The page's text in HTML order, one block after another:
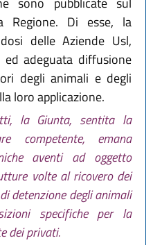
Regione. Di esse, la
delle Aziende Usl,
adeguata diffusione
degli animali e degli
loro applicazione.
la Giunta, sentita la
competente, emana
aventi ad oggetto
volte al ricovero dei
detenzione degli animali
specifiche per la
dei privati.